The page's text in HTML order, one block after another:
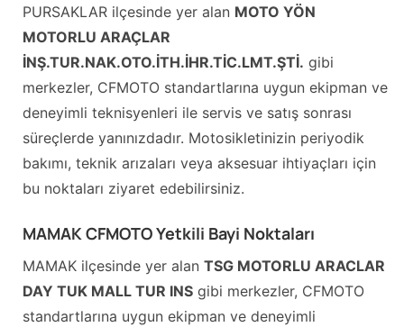
PURSAKLAR ilçesinde yer alan MOTO YÖN
MOTORLU ARAÇLAR
İNŞ.TUR.NAK.OTO.İTH.İHR.TİC.LMT.ŞTİ. gibi
merkezler, CFMOTO standartlarına uygun ekipman ve
deneyimli teknisyenleri ile servis ve satış sonrası
süreçlerde yanınızdadır. Motosikletinizin periyodik
bakımı, teknik arızaları veya aksesuar ihtiyaçları için
bu noktaları ziyaret edebilirsiniz.
MAMAK CFMOTO Yetkili Bayi Noktaları
MAMAK ilçesinde yer alan TSG MOTORLU ARACLAR
DAY TUK MALL TUR INS gibi merkezler, CFMOTO
standartlarına uygun ekipman ve deneyimli